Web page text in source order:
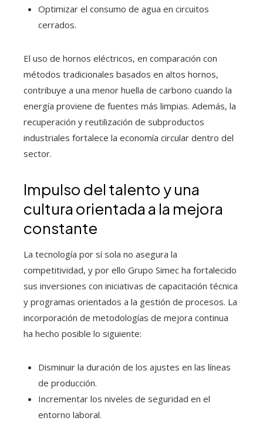
Optimizar el consumo de agua en circuitos
cerrados.
El uso de hornos eléctricos, en comparación con
métodos tradicionales basados en altos hornos,
contribuye a una menor huella de carbono cuando la
energía proviene de fuentes más limpias. Además, la
recuperación y reutilización de subproductos
industriales fortalece la economía circular dentro del
sector.
Impulso del talento y una
cultura orientada a la mejora
constante
La tecnología por sí sola no asegura la
competitividad, y por ello Grupo Simec ha fortalecido
sus inversiones con iniciativas de capacitación técnica
y programas orientados a la gestión de procesos. La
incorporación de metodologías de mejora continua
ha hecho posible lo siguiente:
Disminuir la duración de los ajustes en las líneas
de producción.
Incrementar los niveles de seguridad en el
entorno laboral.